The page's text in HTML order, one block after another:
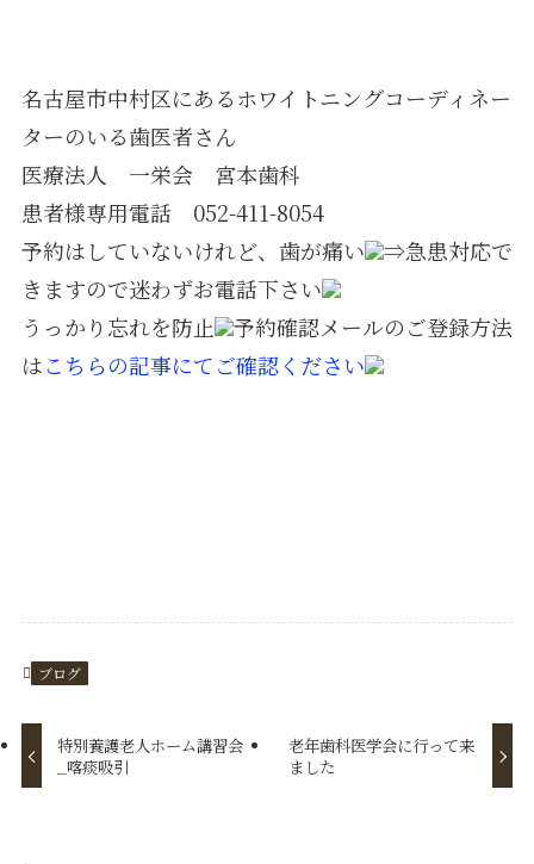
名古屋市中村区にあるホワイトニングコーディネー
ターのいる歯医者さん
医療法人 一栄会 宮本歯科
患者様専用電話 052-411-8054
予約はしていないけれど、歯が痛い
⇒急患対応で
きますので迷わずお電話下さい
うっかり忘れを防止
予約確認メールのご登録方法
はこちらの記事にてご確認ください
ブログ
特別養護老人ホーム講習会
_喀痰吸引
老年歯科医学会に行って来
ました